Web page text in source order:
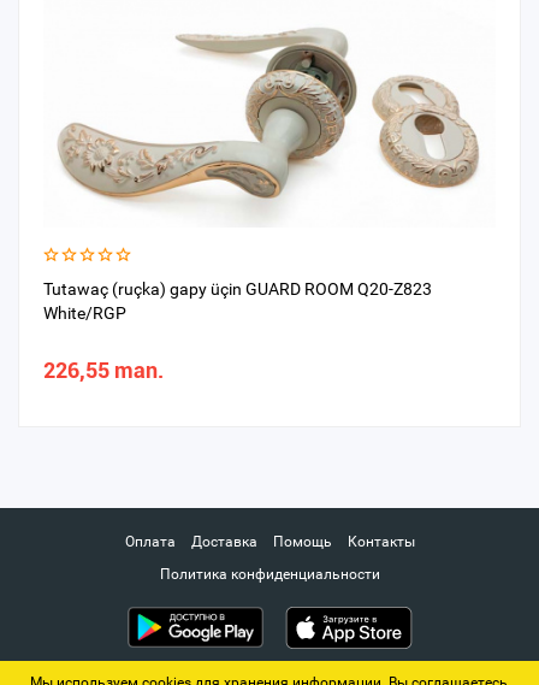
Tutawaç (ruçka) gapy üçin GUARD ROOM Q20-Z823
White/RGP
226,55 man.
Оплата Доставка Помощь
Контакты
Политика конфиденциальности